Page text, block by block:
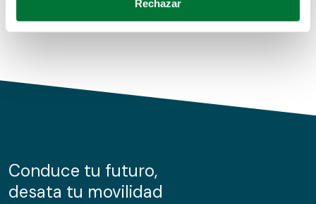
Obtenga más información sobre cómo se procesan sus
de cookies.
información sobre el uso que haga del sitio web con
nuestros partners de redes sociales, publicidad y análisis
Rechazar
Conduce tu futuro,
desata tu movilidad